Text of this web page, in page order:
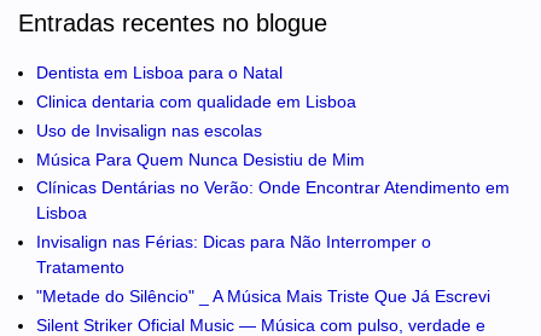
Entradas recentes no blogue
Dentista em Lisboa para o Natal
Clinica dentaria com qualidade em Lisboa
Uso de Invisalign nas escolas
Música Para Quem Nunca Desistiu de Mim
Clínicas Dentárias no Verão: Onde Encontrar Atendimento em
Lisboa
Invisalign nas Férias: Dicas para Não Interromper o
Tratamento
"Metade do Silêncio" _ A Música Mais Triste Que Já Escrevi
Silent Striker Oficial Music — Música com pulso, verdade e